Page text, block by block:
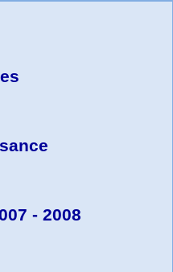
- 2008